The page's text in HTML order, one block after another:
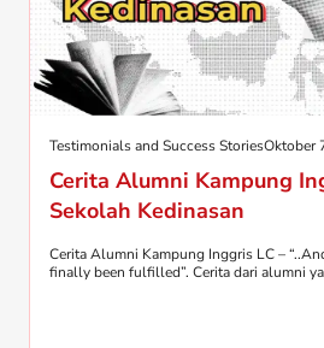
Testimonials and Success StoriesOktober
Cerita Alumni Kampung
Sekolah Kedinasan
Cerita Alumni Kampung Inggris LC –
finally been fulfilled”. Cerita dari alumni